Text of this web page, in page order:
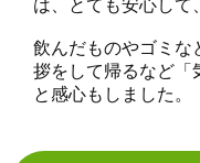
は、とても安心して
飲んだものやゴミな
拶をして帰るなど「
と感心もしました。